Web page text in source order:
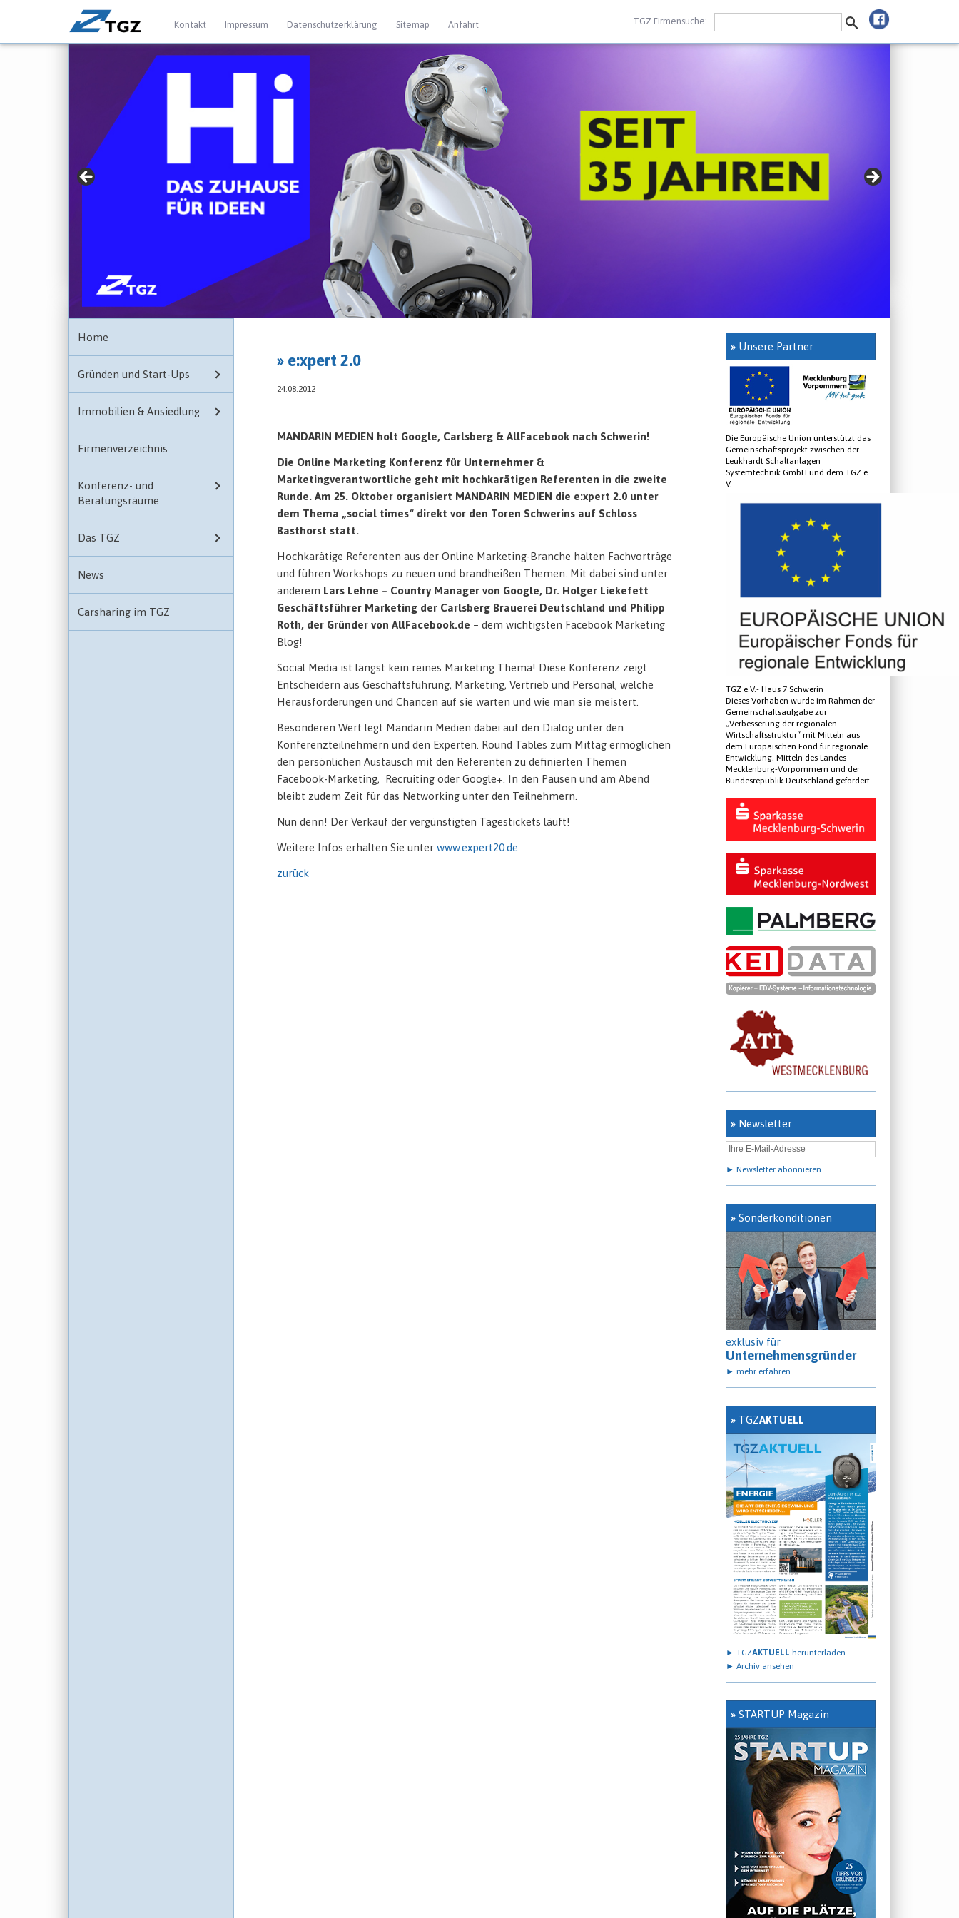
Kontakt Impressum Datenschutzerklärung Sitemap Anfahrt TGZ Firmensuche:
» Für Gründer mit Extras
► jetzt mehr erfahren
Home
Gründen und Start-Ups
Immobilien & Ansiedlung
Firmenverzeichnis
Konferenz- und
Beratungsräume
Das TGZ
News
Carsharing im TGZ
» e:xpert 2.0
24.08.2012
MANDARIN MEDIEN holt Google, Carlsberg & AllFacebook nach Schwerin!
Die Online Marketing Konferenz für Unternehmer &
Marketingverantwortliche geht mit hochkarätigen Referenten in die zweite
Runde. Am 25. Oktober organisiert MANDARIN MEDIEN die e:xpert 2.0 unter
dem Thema „social times“ direkt vor den Toren Schwerins auf Schloss
Basthorst statt.
Hochkarätige Referenten aus der Online Marketing-Branche halten Fachvorträge
und führen Workshops zu neuen und brandheißen Themen. Mit dabei sind unter
anderem Lars Lehne – Country Manager von Google, Dr. Holger Liekefett
Geschäftsführer Marketing der Carlsberg Brauerei Deutschland und Philipp
Roth, der Gründer von AllFacebook.de – dem wichtigsten Facebook Marketing
Blog!
Social Media ist längst kein reines Marketing Thema! Diese Konferenz zeigt
Entscheidern aus Geschäftsführung, Marketing, Vertrieb und Personal, welche
Herausforderungen und Chancen auf sie warten und wie man sie meistert.
Besonderen Wert legt Mandarin Medien dabei auf den Dialog unter den
Konferenzteilnehmern und den Experten. Round Tables zum Mittag ermöglichen
den persönlichen Austausch mit den Referenten zu definierten Themen
Facebook-Marketing, Recruiting oder Google+. In den Pausen und am Abend
bleibt zudem Zeit für das Networking unter den Teilnehmern.
Nun denn! Der Verkauf der vergünstigten Tagestickets läuft!
Weitere Infos erhalten Sie unter www.expert20.de
zurück
» Unsere Partner
Die Europäische Union unterstützt das
Gemeinschaftsprojekt zwischen der
Leukhardt Schaltanlagen
Systemtechnik GmbH und dem TGZ e.
V.
TGZ e.V.- Haus 7 Schwerin
Dieses Vorhaben wurde im Rahmen der
Gemeinschaftsaufgabe zur
„Verbesserung der regionalen
Wirtschaftsstruktur“ mit Mitteln aus
dem Europäischen Fond für regionale
Entwicklung, Mitteln des Landes
Mecklenburg-Vorpommern und der
Bundesrepublik Deutschland gefördert.
» Newsletter
► Newsletter abonnieren
» Sonderkonditionen
exklusiv für
Unternehmensgründer
► mehr erfahren
» TGZAKTUELL
► TGZAKTUELL herunterladen
► Archiv ansehen
» STARTUP Magazin